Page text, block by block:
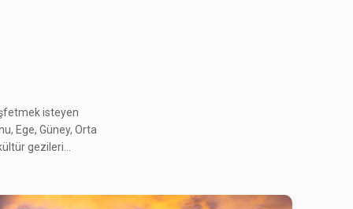
isteyen
Ege, Güney, Orta
gezileri...
KELEBEKLER VADİS